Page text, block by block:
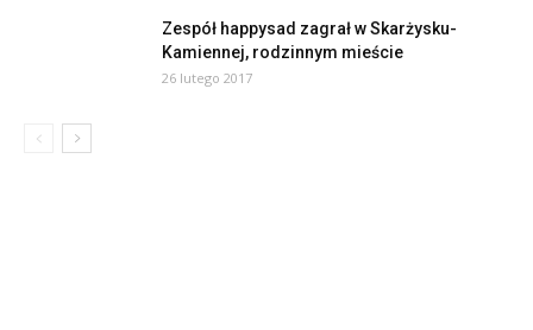
Zespół happysad zagrał w Skarżysku-
Kamiennej, rodzinnym mieście
26 lutego 2017